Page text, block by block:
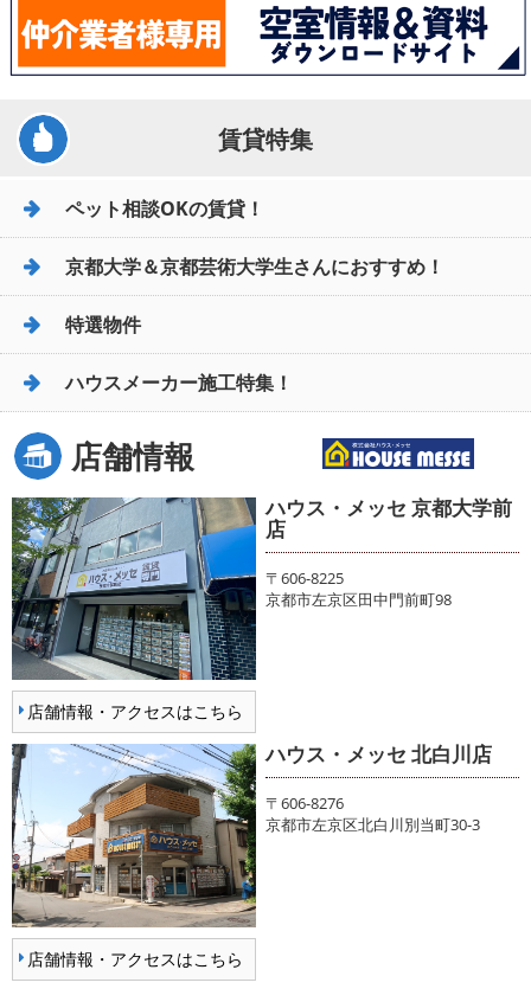
賃貸特集
ペット相談OKの賃貸！
京都大学＆京都芸術大学生さんにおすすめ！
特選物件
ハウスメーカー施工特集！
店舗情報
店舗情報・アクセスはこちら
ハウス・メッセ 京都大学前
店
〒606-8225
京都市左京区田中門前町98
店舗情報・アクセスはこちら
ハウス・メッセ 北白川店
〒606-8276
京都市左京区北白川別当町30-3